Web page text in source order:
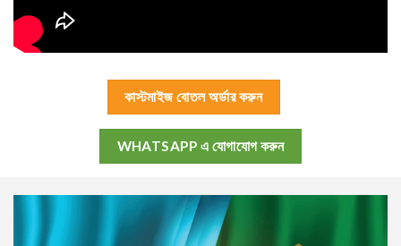
কাস্টমাইজ বোতল অর্ডার করুন
WHATSAPP এ যোগাযোগ করুন